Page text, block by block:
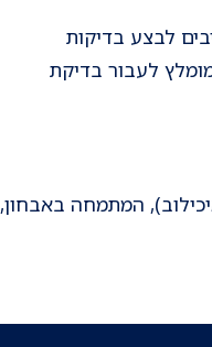
לבצע בדיקות
באופן עוקב, בשל הנטייה לגדל פוליפים נוספים. גם לכלל האוכלוסייה מעל גיל 50 מומלץ לעבור בדיקת
המתמחה באבחון,